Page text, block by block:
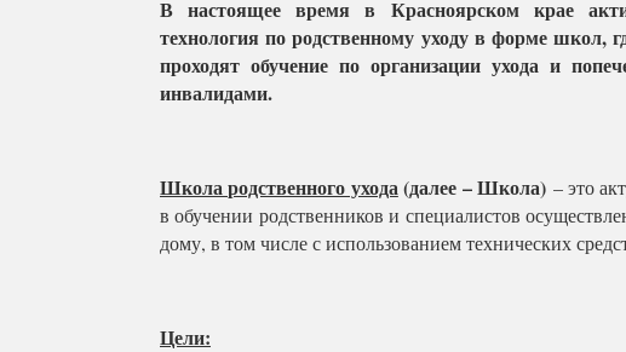
В настоящее время в Красноярском крае
технология по родственному уходу в форме школ,
проходят обучение по организации ухода и
инвалидами.
Школа родственного ухода(далее – Школа) – это
в обучении родственников и специалистов
дому, в том числе с использованием технических
Цели: